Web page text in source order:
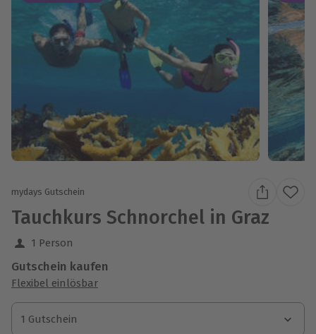
mydays Gutschein
Tauchkurs Schnorchel in Graz
1 Person
Gutschein kaufen
Flexibel einlösbar
1 Gutschein
1 Gutschein
1 Gutschein